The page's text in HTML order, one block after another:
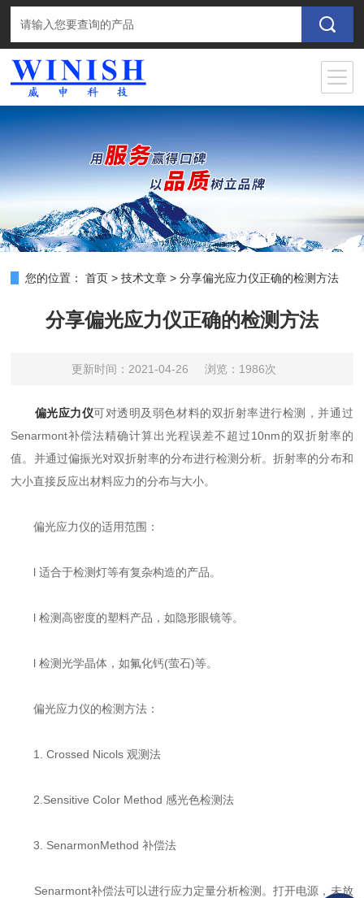
您的位置： 首页 >技术文章 >分享偏光应力仪正确的检测方法
分享偏光应力仪正确的检测方法
更新时间：2021-04-26 浏览：1986次
偏光应力仪可对透明及弱色材料的双折射率进行检测，并通过
Senarmont补偿法精确计算出光程误差不超过10nm的双折射率的
值。并通过偏振光对双折射率的分布进行检测分析。折射率的分布和
大小直接反应出材料应力的分布与大小。
偏光应力仪的适用范围：
l 适合于检测灯等有复杂构造的产品。
l 检测高密度的塑料产品，如隐形眼镜等。
l 检测光学晶体，如氟化钙(萤石)等。
偏光应力仪的检测方法：
1. Crossed Nicols 观测法
2.Sensitive Color Method 感光色检测法
3. SenarmonMethod 补偿法
Senarmont补偿法可以进行应力定量分析检测。打开电源，未放